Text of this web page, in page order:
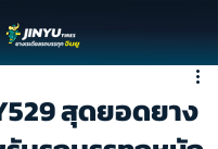
สุดยอดยาง